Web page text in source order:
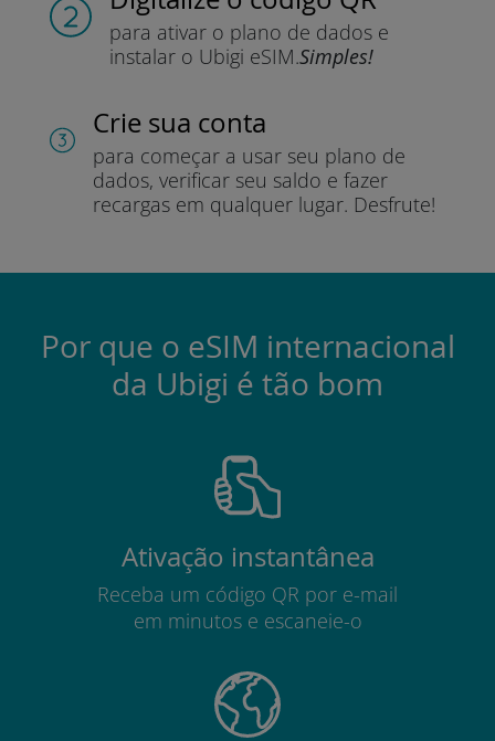
para ativar o plano de dados e
instalar o Ubigi eSIM.Simples!
Crie sua conta
para começar a usar seu plano de
dados, verificar seu saldo e fazer
recargas em qualquer lugar. Desfrute!
Por que o eSIM internacional
da Ubigi é tão bom
Ativação instantânea
Receba um código QR por e-mail
em minutos e escaneie-o